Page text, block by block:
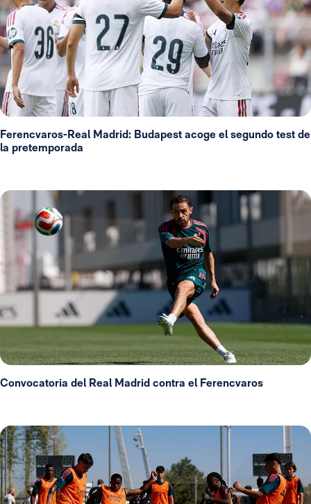
Ferencvaros-Real Madrid: Budapest acoge el segundo test de
la pretemporada
Convocatoria del Real Madrid contra el Ferencvaros